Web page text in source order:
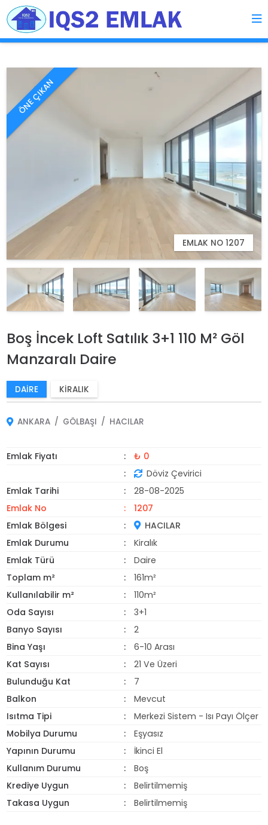
ÖNE ÇIKAN
EMLAK NO 1207
ÖNE ÇIKAN
EMLAK NO 1207
Boş İncek Loft Satılık 3+1 110 M² Göl
Manzaralı Daire
DAIRE KIRALIK
ANKARA GÖLBAŞI HACILAR
Emlak Fiyatı
₺ 0
Döviz Çevirici
Emlak Tarihi
28-08-2025
Emlak No
1207
Emlak Bölgesi
HACILAR
Emlak Durumu
Kiralık
Emlak Türü
Daire
Toplam m²
161m²
Kullanılabilir m²
110m²
Oda Sayısı
3+1
Banyo Sayısı
2
Bina Yaşı
6-10 Arası
Kat Sayısı
21 Ve Üzeri
Bulunduğu Kat
7
Balkon
Mevcut
Isıtma Tipi
Merkezi Sistem - Isı Payı Ölçer
Mobilya Durumu
Eşyasız
Yapının Durumu
İkinci El
Kullanım Durumu
Boş
Krediye Uygun
Belirtilmemiş
Takasa Uygun
Belirtilmemiş